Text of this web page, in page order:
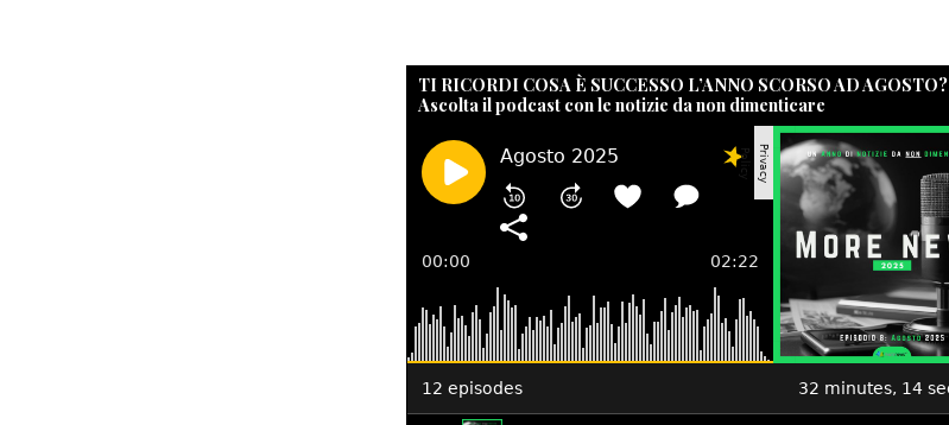
TI RICORDI COSA È SUCCESSO L’ANNO SCORSO AD AGOSTO?
Ascolta il podcast con le notizie da non dimenticare